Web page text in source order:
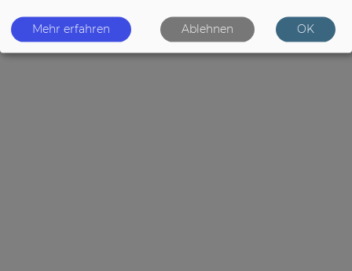
Mehr erfahren Ablehnen OK